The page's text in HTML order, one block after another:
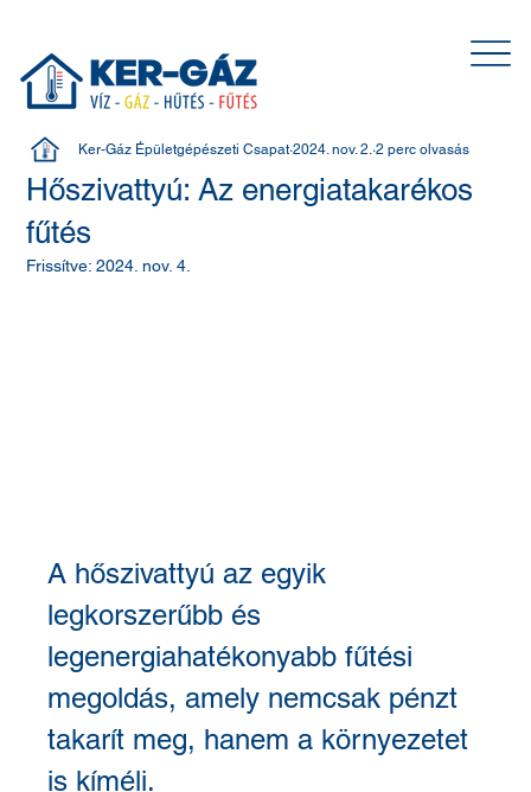
Hőszivattyú: Az energiatakarékos
fűtés
Ker-Gáz Épületgépészeti Csapat 2024. nov. 2. 2 perc olvasás
Frissítve:2024. nov. 4.
A hőszivattyú az egyik
legkorszerűbb és
legenergiahatékonyabb fűtési
megoldás, amely nemcsak pénzt
takarít meg, hanem a környezetet
is kíméli.